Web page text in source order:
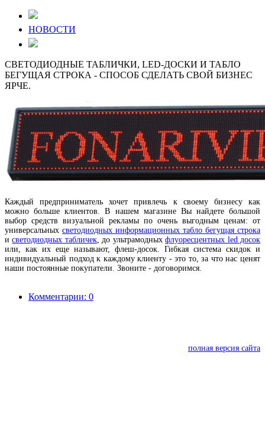
НОВОСТИ
СВЕТОДИОДНЫЕ ТАБЛИЧКИ, LED-ДОСКИ И ТАБЛО
БЕГУЩАЯ СТРОКА - СПОСОБ СДЕЛАТЬ СВОЙ БИЗНЕС
ЯРЧЕ.
Каждый предприниматель хочет привлечь к своему бизнесу как
можно больше клиентов. В нашем магазине Вы найдете большой
выбор средств визуальной рекламы по очень выгодным ценам: от
универсальных светодиодных информационных табло бегущая строка
исветодиодных табличек, до ультрамодныхфлуоресцентных led досок
или, как их еще называют, флеш-досок. Гибкая система скидок и
индивидуальный подход к каждому клиенту - это то, за что нас ценят
наши постоянные покупатели. Звоните - договоримся.
Комментарии: 0
полная версия сайта